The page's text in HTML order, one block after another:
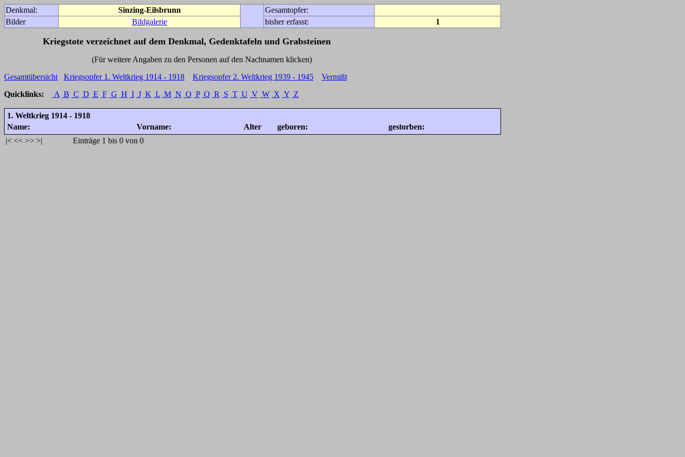
Denkmal: Sinzing-Eilsbrunn
Gesamtopfer:
Bilder
Bildgalerie bisher erfasst: 1
Kriegstote verzeichnet auf dem Denkmal, Gedenktafeln und Grabsteinen
(Für weitere Angaben zu den Personen auf den Nachnamen klicken)
Gesamtübersicht
Kriegsopfer 1. Weltkrieg 1914 - 1918 Kriegsopfer 2. Weltkrieg 1939 - 1945
Vermißt
Quicklinks:
A B C D E F G H I J K L M N O P Q R S T U V W X Y Z
1. Weltkrieg 1914 - 1918
Name:
Vorname: Alter geboren:
gestorben:
|< << >> >| Einträge 1 bis 0 von 0